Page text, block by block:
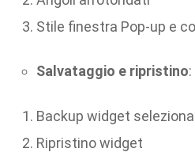
Stile finestra Pop-up e
Salvataggio e ripristino:
Backup widget
Ripristino widget